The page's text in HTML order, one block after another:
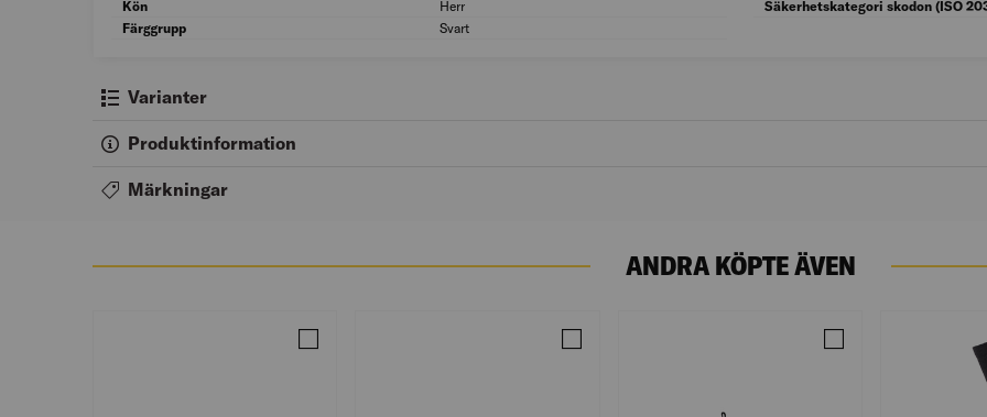
Kön
Herr
Kön: Herr
Färggrupp
Svart
Säkerhetskategori skodon (ISO
Varianter
Produktinformation
Märkningar
ANDRA KÖPTE ÄVEN
Jämför SKYDDSSKO VENT 2 SVART S1P STL: 44Jämför SKYDDSSKO VENT 2 SVART S1P STL: 43Jämför SKYDDSSKO